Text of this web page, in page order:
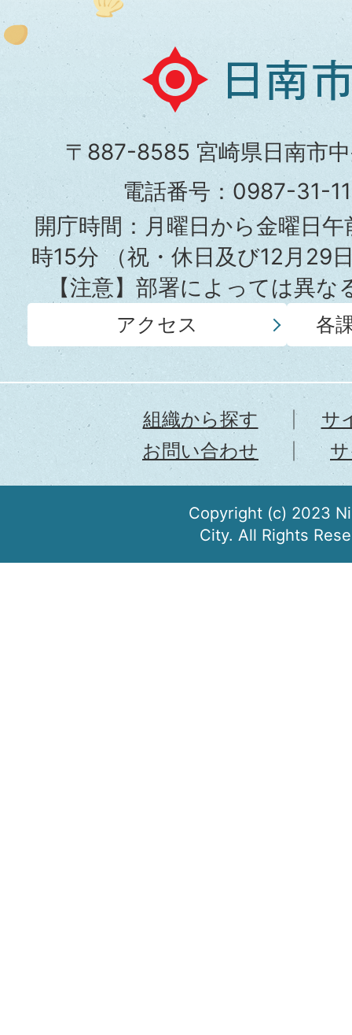
日
南
市
役
所
〒887-8585 宮崎県日南市
電話番号：0987-31-
開庁時間：月曜日から金曜日
時15分（祝・休日及び12月29
【注意】部署によっては異
アクセス 各
組織から探す
サ
お問い合わせ
Copyright (c) 2023
City. All Rights